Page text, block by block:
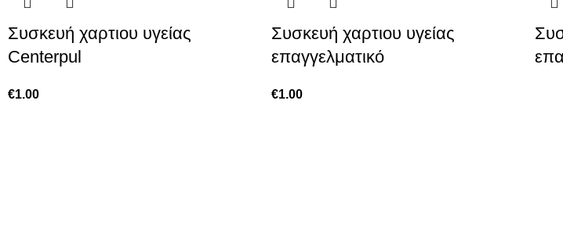
Συσκευή χαρτιου υγείας
Centerpul
€1.00
Συσκευή χαρτιου υγείας
επαγγελματικό
€1.00